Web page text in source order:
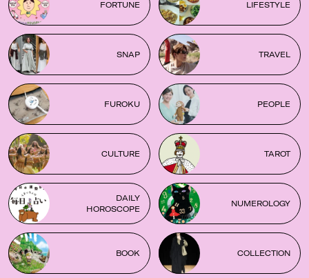
FORTUNE LIFESTYLE
SNAP TRAVEL
FUROKU PEOPLE
CULTURE TAROT
DAILY
HOROSCOPE
NUMEROLOGY
BOOK COLLECTION